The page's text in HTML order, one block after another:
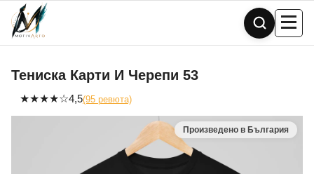
Skip
content
Тениска Карти И Черепи 53
★★★★☆4,5(95 ревюта)